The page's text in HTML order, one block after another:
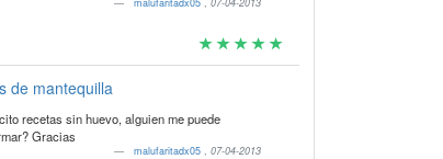
de mantequilla
recetas sin huevo, alguien me puede
Gracias
malufaritadx05,07-04-2013